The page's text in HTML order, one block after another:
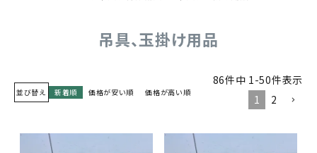
吊具、玉掛け用品
並び替え 新着順 価格が安い順 価格が高い順
86件中 1-50件表示
1
2